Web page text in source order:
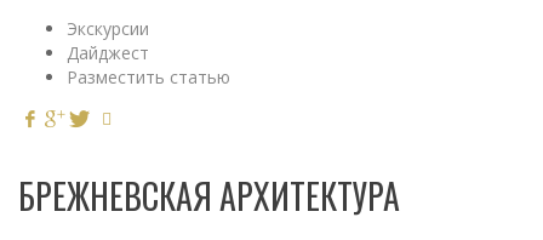
Экскурсии
Дайджест
Разместить статью
БРЕЖНЕВСКАЯ АРХИТЕКТУРА